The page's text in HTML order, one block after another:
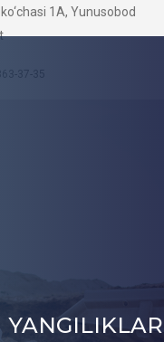
1A, Yunusobod
37-35
YANGILIKLAR